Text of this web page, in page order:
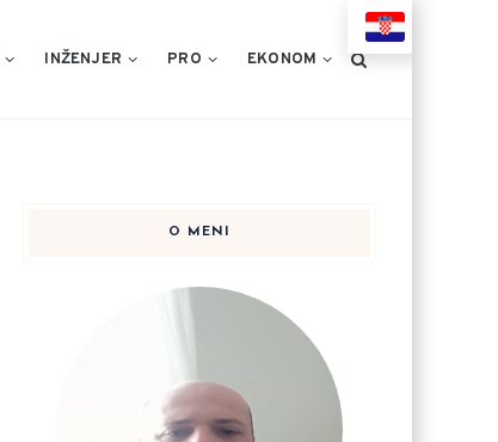
INŽENJER PRO EKONOM
O MENI